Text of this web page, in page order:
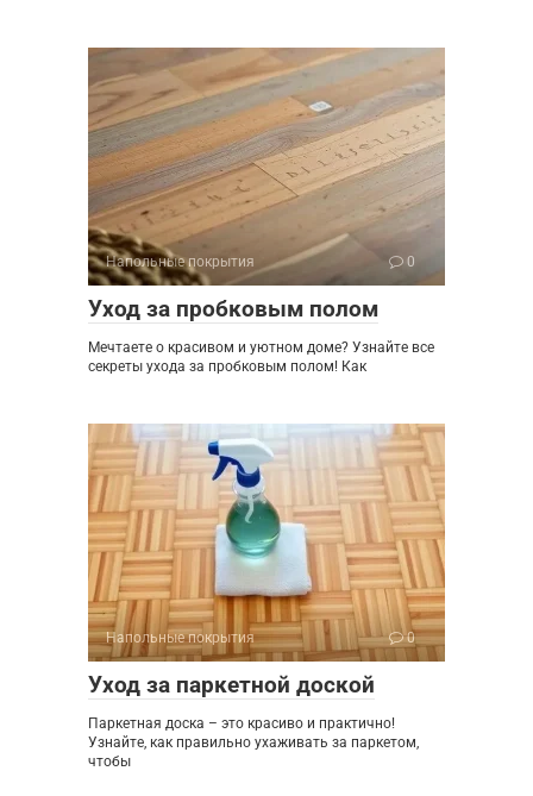
Напольные покрытия 0
Уход за пробковым полом
Мечтаете о красивом и уютном доме? Узнайте все
секреты ухода за пробковым полом! Как
Напольные покрытия 0
Уход за паркетной доской
Паркетная доска – это красиво и практично!
Узнайте, как правильно ухаживать за паркетом,
чтобы